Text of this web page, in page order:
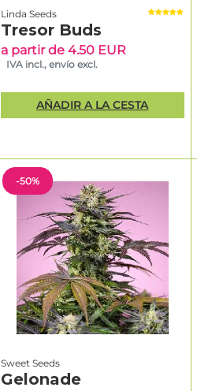
Linda Seeds
Tresor Buds
a partir de 4.50 EUR
IVA incl., envío excl.
AÑADIR A LA CESTA
-50%
Sweet Seeds
Gelonade